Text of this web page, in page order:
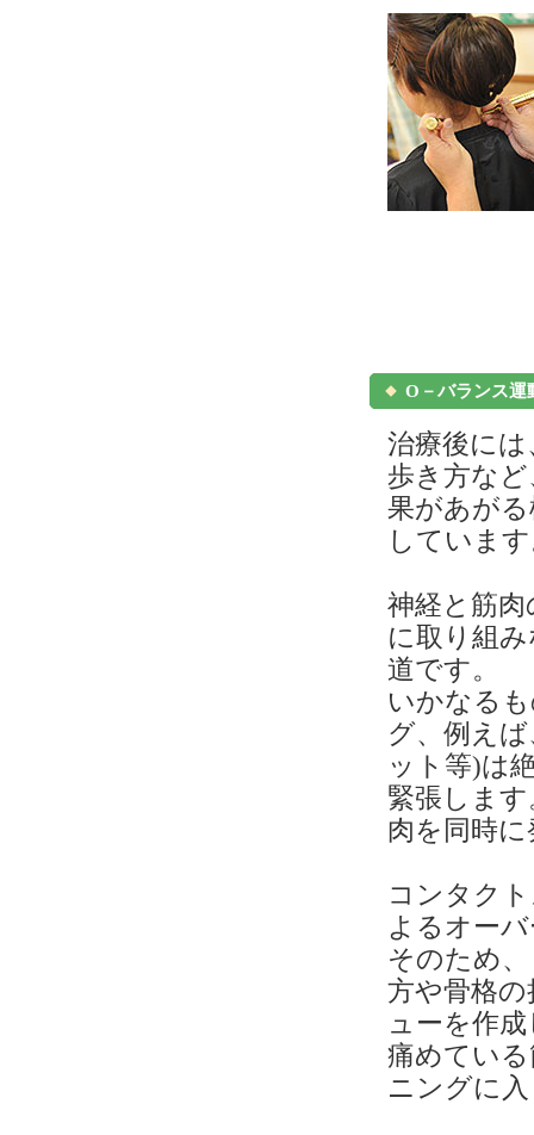
O－バランス運
治療後に
歩き方な
果があが
していま
神経と筋
に取り組
道です。
いかなる
グ、例え
ット等)は
緊張しま
肉を同時
コンタク
よるオー
そのため
方や骨格
ューを作
痛めてい
ニングに